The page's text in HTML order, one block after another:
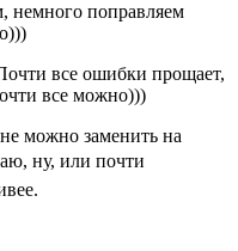
немного поправляем
все ошибки прощает,
все можно)))
можно заменить на
ну, или почти